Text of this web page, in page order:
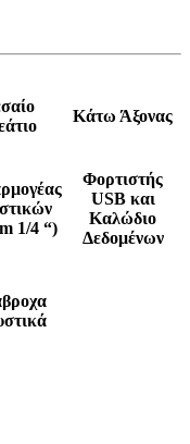
Κάτω Άξονας
1/4 “)
Φορτιστής
USB και
Καλώδιο
Δεδομένων